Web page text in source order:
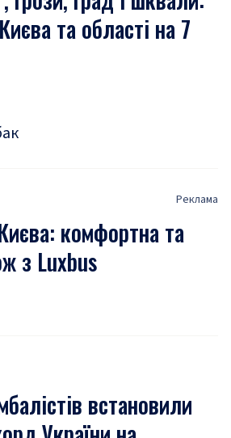
та області на 7
Реклама
комфортна та
з Luxbus
встановили